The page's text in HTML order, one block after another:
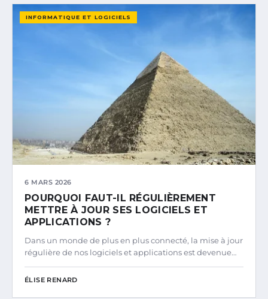
INFORMATIQUE ET LOGICIELS
6 MARS 2026
POURQUOI FAUT-IL RÉGULIÈREMENT
METTRE À JOUR SES LOGICIELS ET
APPLICATIONS ?
Dans un monde de plus en plus connecté, la mise à jour
régulière de nos logiciels et applications est devenue…
ÉLISE RENARD